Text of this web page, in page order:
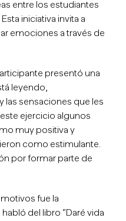
entre los estudiantes
iniciativa invita a
emociones a través de
presentó una
leyendo,
sensaciones que les
ejercicio algunos
muy positiva y
como estimulante.
por formar parte de
fue la
del libro “Daré vida